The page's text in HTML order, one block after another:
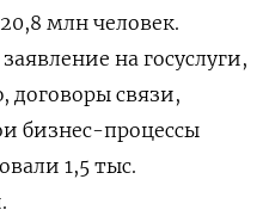
млн человек.
на госуслуги,
договоры связи,
бизнес-процессы
1,5 тыс.